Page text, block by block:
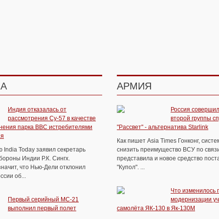
Индия отказалась от
рассмотрения Су-57 в качестве
парка ВВС истребителями
Today заявил секретарь
Индии Р.К. Сингх.
что Нью-Дели отклонил
об...
Первый серийный МС-21
выполнил первый полет
АРМИЯ
Россия
второй группы
"Рассвет" - альтернатива Starlink
Как пишет Asia Times Гонконг,
снизить преимущество ВСУ по
представила и новое средство
"Купол". ...
Что изменилось
модернизации
самолёта ЯК-130 в Як-130М